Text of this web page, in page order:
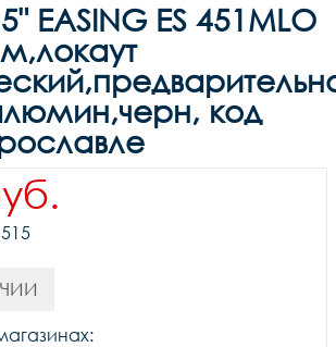
EASING ES 451MLO
код